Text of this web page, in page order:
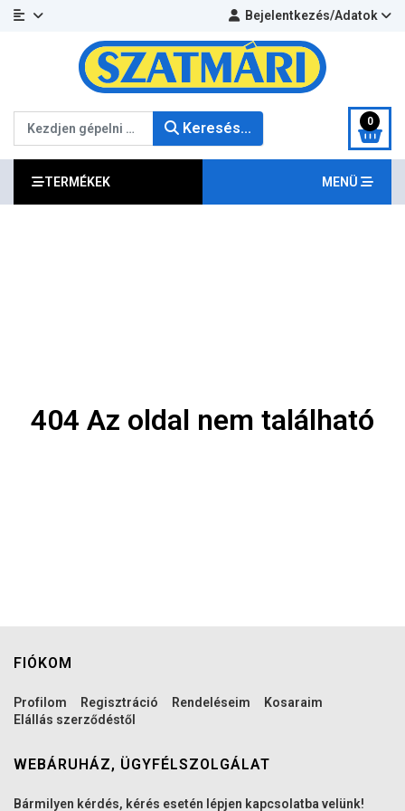
Bejelentkezés/Adatok
Keresés... 0
TERMÉKEK MENÜ
404 Az oldal nem található
FIÓKOM
Profilom Regisztráció Rendeléseim
Kosaraim
Elállás szerződéstől
WEBÁRUHÁZ, ÜGYFÉLSZOLGÁLAT
Bármilyen kérdés, kérés esetén lépjen kapcsolatba velünk!